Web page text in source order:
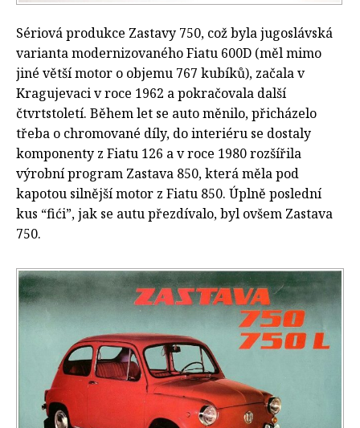
Sériová produkce Zastavy 750, což byla jugoslávská
varianta modernizovaného Fiatu 600D (měl mimo
jiné větší motor o objemu 767 kubíků), začala v
Kragujevaci v roce 1962 a pokračovala další
čtvrtstoletí. Během let se auto měnilo, přicházelo
třeba o chromované díly, do interiéru se dostaly
komponenty z Fiatu 126 a v roce 1980 rozšířila
výrobní program Zastava 850, která měla pod
kapotou silnější motor z Fiatu 850. Úplně poslední
kus “fići”, jak se autu přezdívalo, byl ovšem Zastava
750.